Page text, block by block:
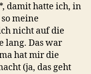
damit hatte ich, in
meine
nicht auf die
lang. Das war
hat mir die
(ja, das geht